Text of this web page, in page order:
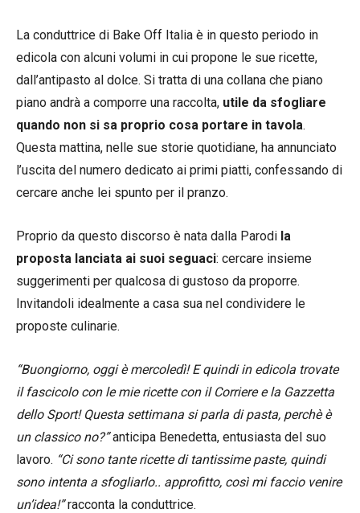
La conduttrice di Bake Off Italia è in questo periodo in
edicola con alcuni volumi in cui propone le sue ricette,
dall’antipasto al dolce. Si tratta di una collana che piano
piano andrà a comporre una raccolta, utile da sfogliare
quando non si sa proprio cosa portare in tavola.
Questa mattina, nelle sue storie quotidiane, ha annunciato
l’uscita del numero dedicato ai primi piatti, confessando di
cercare anche lei spunto per il pranzo.
Proprio da questo discorso è nata dalla Parodi la
proposta lanciata ai suoi seguaci: cercare insieme
suggerimenti per qualcosa di gustoso da proporre.
Invitandoli idealmente a casa sua nel condividere le
proposte culinarie.
“Buongiorno, oggi è mercoledì! E quindi in edicola trovate
il fascicolo con le mie ricette con il Corriere e la Gazzetta
dello Sport! Questa settimana si parla di pasta, perchè è
un classico no?”anticipa Benedetta, entusiasta del suo
lavoro. “Ci sono tante ricette di tantissime paste, quindi
sono intenta a sfogliarlo.. approfitto, così mi faccio venire
un’idea!”racconta la conduttrice.